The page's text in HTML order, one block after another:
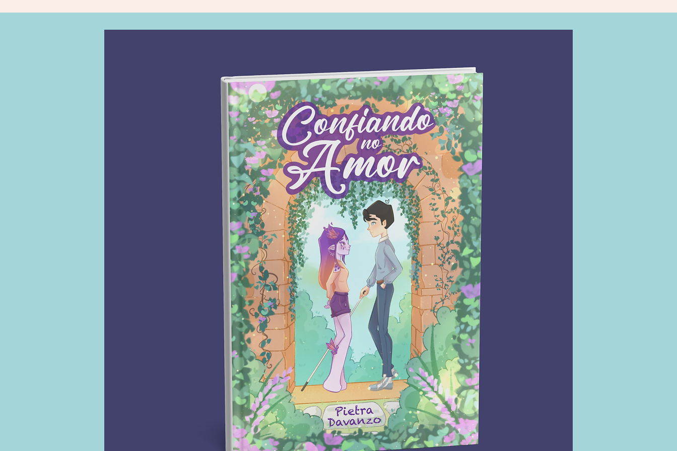
Grimes, o maior mago do mundo.
universo onde cometer o menor
erro pode ser física e moralmente
fatal, Alice se vê sem rumo quando o
professor morre em um
experimento mágico simples. E a
culpa talvez seja dela.
O renomado professor vai parar no
Inferno ― um lugar inclemente,
árido e sombrio, composto por
tribunais que expõem os pecados e
as vicissitudes humanas. E não resta
alternativa a não ser buscá-lo. Afinal,
o futuro dela agora está nas mãos
de um ser espectral. Mas Alice não
vai embarcar nessa jornada sozinha:
para seu azar, Peter Murdoch, seu
principal rival ao estrelato
acadêmico, teve a mesma ideia.
Com apenas um punhado de giz
para traçar pentagramas mágicos e
os registros de Dante e Orfeu para
guiá-los através do Inferno, Alice e
Peter vão se embrenhar pelo
submundo para salvar um homem
de quem nem sequer gostam. O
Inferno, no entanto, não parece ser
como a literatura e a filosofia
descrevem. E a magia nem sempre é
a solução. Há algo que une Alice e
Peter e pode transformá-los nos